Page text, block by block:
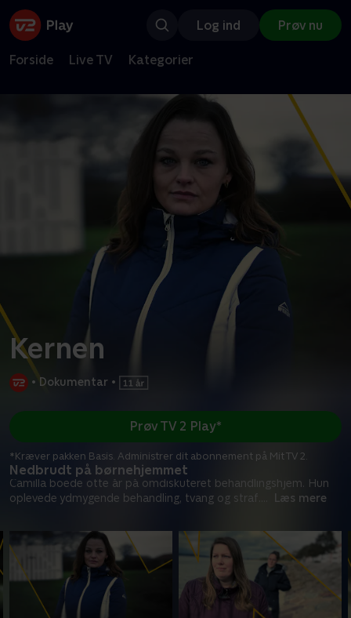
Log ind Prøv nu
Forside Live TV Kategorier
Kernen
• Dokumentar •
Nedbrudt på børnehjemmet
Camilla boede otte år på omdiskuteret behandlingshjem. Hun
oplevede ydmygende behandling, tvang og straf.
Læs mere
Prøv TV 2 Play*
*Kræver pakken Basis. Administrer dit abonnement på Mit TV 2.